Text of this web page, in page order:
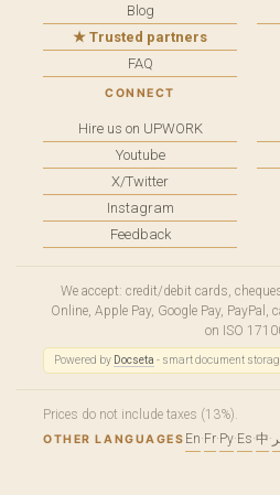
Blog
★ Trusted partners
FAQ
CONNECT
Hire us on UPWORK
Youtube
X/Twitter
Instagram
Feedback
We accept: credit/debit cards,
Online, Apple Pay, Google Pay, PayPal,
on ISO
Powered by Docseta - smart document
Prices do not include taxes (13%).
OTHER LANGUAGES En·Fr·Ру·Es·中·